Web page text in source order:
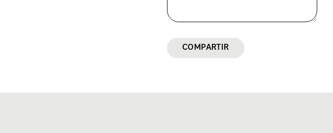
COMPARTIR